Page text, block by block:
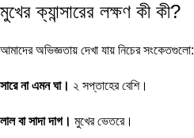
মুখের ক্যান্সারের লক্ষণ কী কী?
আমাদের অভিজ্ঞতায় দেখা যায় নিচের সংকেতগুলো:
সারে না এমন ঘা। ২ সপ্তাহের বেশি।
লাল বা সাদা দাগ। মুখের ভেতরে।